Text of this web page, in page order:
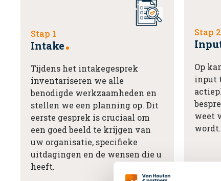
Stap 1
Intake
Tijdens het intakegesprek
inventariseren we alle
benodigde werkzaamheden en
stellen we een planning op. Dit
eerste gesprek is cruciaal om
een goed beeld te krijgen van
uw organisatie, specifieke
uitdagingen en de wensen die u
heeft.
Stap 2
Op
input
weet
wordt.